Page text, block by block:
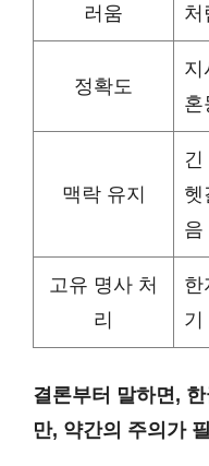
러움
처
정확도
지
혼
맥락 유지
긴
헷
음
고유 명사 처
리
한
기
결론부터 말하면,
만, 약간의 주의가